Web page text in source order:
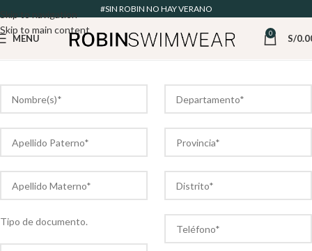
Skip to main content
#SIN ROBIN NO HAY VERANO
MENU 0 S/
Tipo de documento.